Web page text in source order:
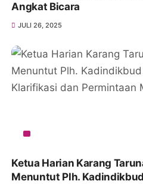
Angkat Bicara
JULI 26, 2025
Ketua Harian Karang
Menuntut Plh.